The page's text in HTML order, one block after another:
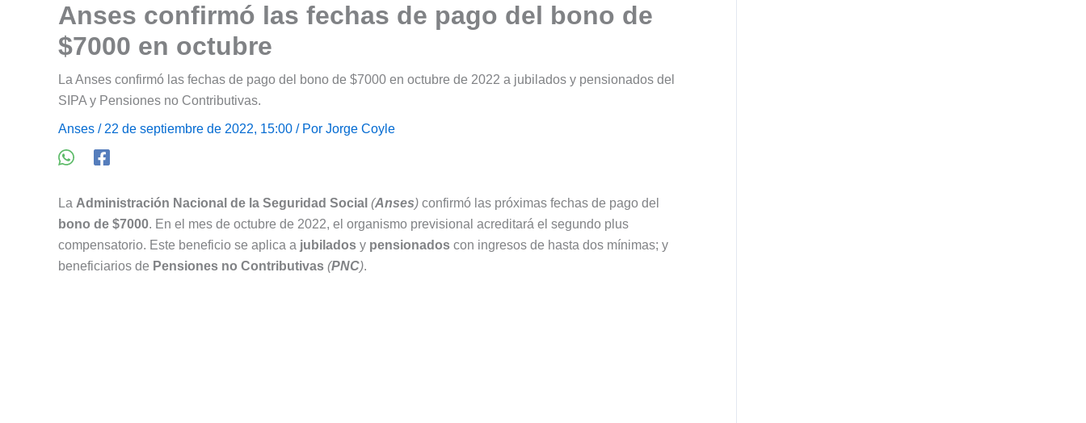
Anses confirmó las fechas de pago del bono de
$7000 en octubre
La Anses confirmó las fechas de pago del bono de $7000 en octubre de 2022 a jubilados y pensionados del
SIPA y Pensiones no Contributivas.
Anses / 22 de septiembre de 2022, 15:00 / Por Jorge Coyle
La Administración Nacional de la Seguridad Social (Anses) confirmó las próximas fechas de pago del
bono de $7000. En el mes de octubre de 2022, el organismo previsional acreditará el segundo plus
compensatorio. Este beneficio se aplica a jubilados y pensionados con ingresos de hasta dos mínimas; y
beneficiarios de Pensiones no Contributivas (PNC).